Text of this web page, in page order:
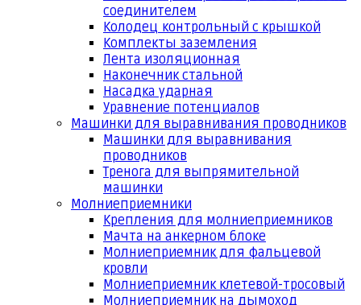
соединителем
Колодец контрольный с крышкой
Комплекты заземления
Лента изоляционная
Наконечник стальной
Насадка ударная
Уравнение потенциалов
Машинки для выравнивания проводников
Машинки для выравнивания
проводников
Тренога для выпрямительной
машинки
Молниеприемники
Крепления для молниеприемников
Мачта на анкерном блоке
Молниеприемник для фальцевой
кровли
Молниеприемник клетевой-тросовый
Молниеприемник на дымоход